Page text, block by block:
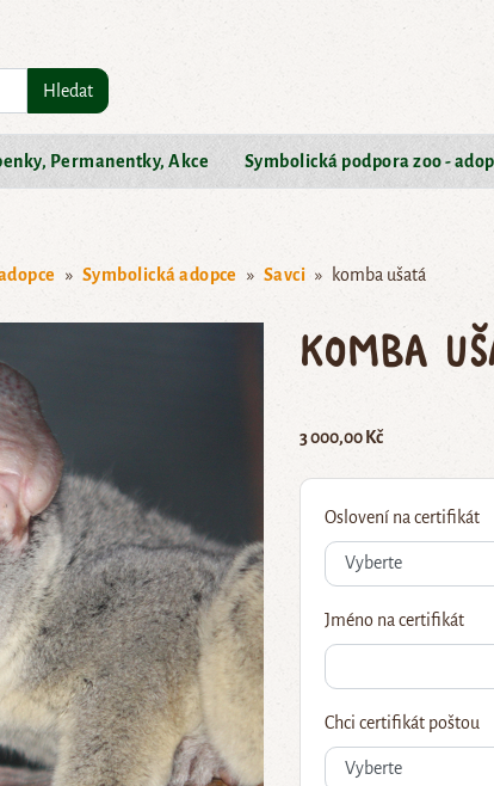
Hledat
Permanentky, Akce Symbolická podpora zoo -
Symbolická adopce Savci komba ušatá
komba
3 000,00 Kč
Oslovení na certifikát
Jméno na certifikát
Chci certifikát poštou